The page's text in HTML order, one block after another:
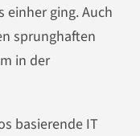
einher ging. Auch
sprunghaften
in der
basierende IT